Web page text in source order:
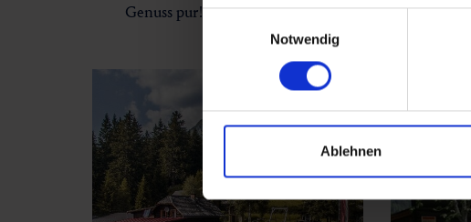
Notwendig
Ablehnen
Genuss pur!